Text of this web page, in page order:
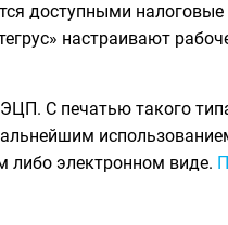
доступными
настраивают
С печатью такого
электронном виде.